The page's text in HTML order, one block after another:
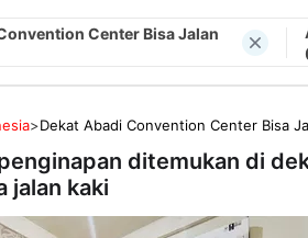
Center Bisa Jalan
>Dekat Abadi Convention Center Bisa
ditemukan di
jalan kaki